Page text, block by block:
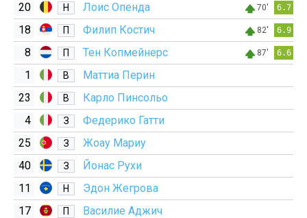
20 Н Лоис Опенда 70' 6.7
18 П Филип Костич 82' 6.9
8 П Тен Копмейнерс 87' 6.6
1 В
Маттиа Перин
23
В
Карло Пинсольо
4
З
Федерико Гатти
25
З
Жоау Мариу
40
З
Йонас Рухи
11
Н
Эдон Жегрова
17
П Василие Аджич